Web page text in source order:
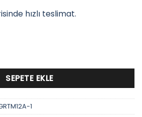
hızlı teslimat.
12 Ay adet
SEPETE EKLE
1